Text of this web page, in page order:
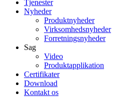
Tjenester
Nyheder
Produktnyheder
Virksomhedsnyheder
Forretningsnyheder
Sag
Video
Produktapplikation
Certifikater
Download
Kontakt os